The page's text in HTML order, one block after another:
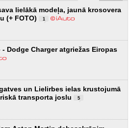
lielākā modeļa, jaunā krosovera
(+ FOTO)
1
- Dodge Charger atgriežas Eiropas
un Lielirbes ielas krustojumā
transporta joslu
5